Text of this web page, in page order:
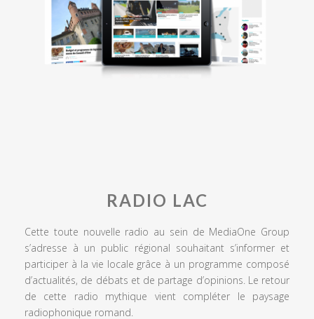
RADIO LAC
Cette toute nouvelle radio au sein de MediaOne Group
s’adresse à un public régional souhaitant s’informer et
participer à la vie locale grâce à un programme composé
d’actualités, de débats et de partage d’opinions. Le retour
de cette radio mythique vient compléter le paysage
radiophonique romand.